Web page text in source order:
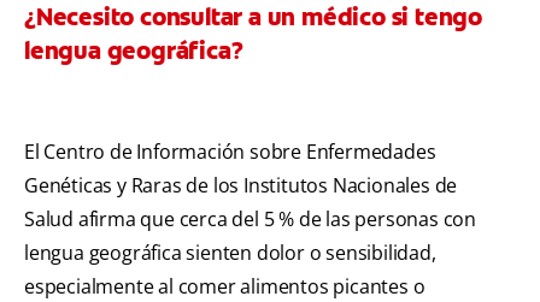
¿Necesito consultar a un médico si tengo
lengua geográfica?
El Centro de Información sobre Enfermedades
Genéticas y Raras de los Institutos Nacionales de
Salud afirma que cerca del 5 % de las personas con
lengua geográfica sienten dolor o sensibilidad,
especialmente al comer alimentos picantes o